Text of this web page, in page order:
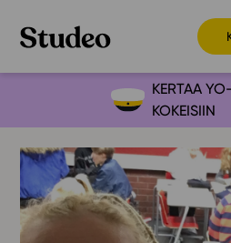
Preppaaja
Opettaja
Opiskelija
Huoltaja
KERTAA YO-
KOKEISIIN